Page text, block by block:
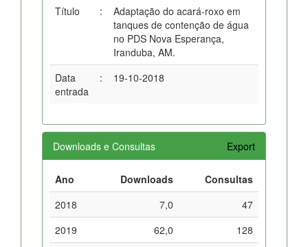
Título :
Adaptação do acará-roxo em
tanques de contenção de água
no PDS Nova Esperança,
Iranduba, AM.
Data
entrada
: 19-10-2018
Downloads e Consultas Export
Ano Downloads
Consultas
2018
7,0
47
2019
62,0
128